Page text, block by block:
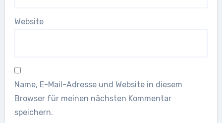
Website
Name, E-Mail-Adresse und Website in diesem
Browser für meinen nächsten Kommentar
speichern.